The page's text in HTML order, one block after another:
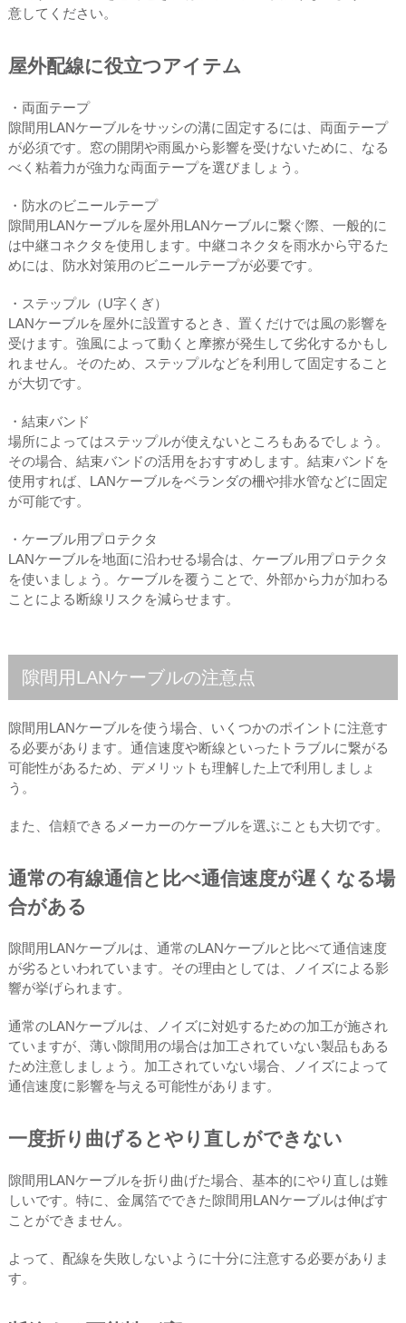
意してください。
屋外配線に役立つアイテム
・両面テープ
隙間用LANケーブルをサッシの溝に固定するには、両面テープ
が必須です。窓の開閉や雨風から影響を受けないために、なる
べく粘着力が強力な両面テープを選びましょう。
・防水のビニールテープ
隙間用LANケーブルを屋外用LANケーブルに繋ぐ際、一般的に
は中継コネクタを使用します。中継コネクタを雨水から守るた
めには、防水対策用のビニールテープが必要です。
・ステップル（U字くぎ）
LANケーブルを屋外に設置するとき、置くだけでは風の影響を
受けます。強風によって動くと摩擦が発生して劣化するかもし
れません。そのため、ステップルなどを利用して固定すること
が大切です。
・結束バンド
場所によってはステップルが使えないところもあるでしょう。
その場合、結束バンドの活用をおすすめします。結束バンドを
使用すれば、LANケーブルをベランダの柵や排水管などに固定
が可能です。
・ケーブル用プロテクタ
LANケーブルを地面に沿わせる場合は、ケーブル用プロテクタ
を使いましょう。ケーブルを覆うことで、外部から力が加わる
ことによる断線リスクを減らせます。
隙間用LANケーブルの注意点
隙間用LANケーブルを使う場合、いくつかのポイントに注意す
る必要があります。通信速度や断線といったトラブルに繋がる
可能性があるため、デメリットも理解した上で利用しましょ
う。
また、信頼できるメーカーのケーブルを選ぶことも大切です。
通常の有線通信と比べ通信速度が遅くなる場
合がある
隙間用LANケーブルは、通常のLANケーブルと比べて通信速度
が劣るといわれています。その理由としては、ノイズによる影
響が挙げられます。
通常のLANケーブルは、ノイズに対処するための加工が施され
ていますが、薄い隙間用の場合は加工されていない製品もある
ため注意しましょう。加工されていない場合、ノイズによって
通信速度に影響を与える可能性があります。
一度折り曲げるとやり直しができない
隙間用LANケーブルを折り曲げた場合、基本的にやり直しは難
しいです。特に、金属箔でできた隙間用LANケーブルは伸ばす
ことができません。
よって、配線を失敗しないように十分に注意する必要がありま
す。